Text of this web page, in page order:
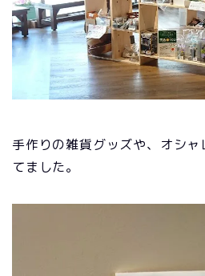
手作りの雑貨グッズや、オシ
てました。